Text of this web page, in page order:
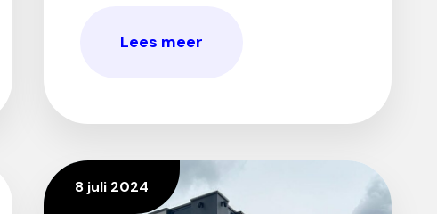
Lees meer
8 juli 2024